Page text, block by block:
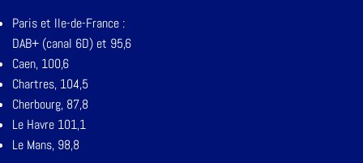
Paris et Ile-de-France :
DAB+ (canal 6D) et 95,6
Caen, 100,6
Chartres, 104,5
Cherbourg, 87,8
Le Havre 101,1
Le Mans, 98,8